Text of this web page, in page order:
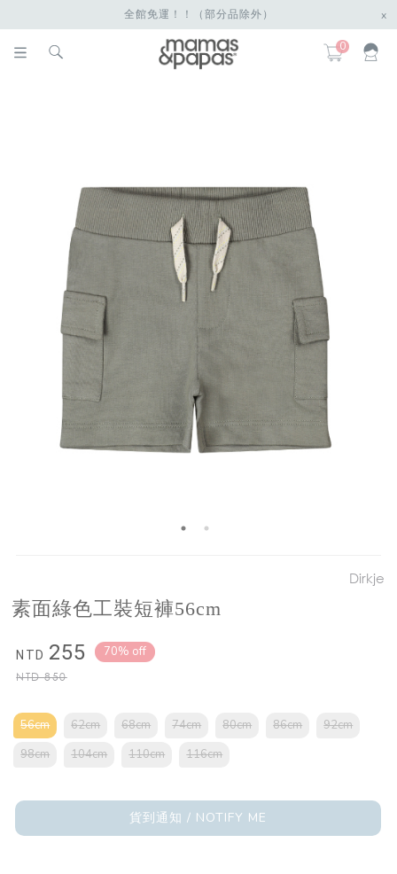
全館免運！！（部分品除外） x
0
Dirkje
素面綠色工裝短褲56cm
NTD 255
NTD850
70% off
56cm 62cm 68cm 74cm 80cm 86cm
92cm
98cm
104cm 110cm 116cm
貨到通知 / NOTIFY ME